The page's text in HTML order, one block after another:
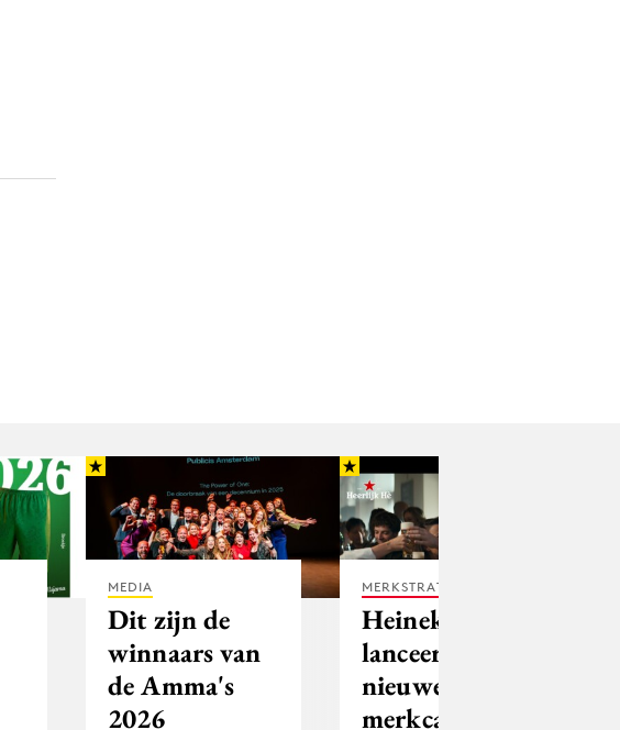
MEDIA
Dit zijn de
winnaars van
de Amma's
2026
MERKSTRATEGIE
Heineken
lanceert
nieuwe
merkcampagne